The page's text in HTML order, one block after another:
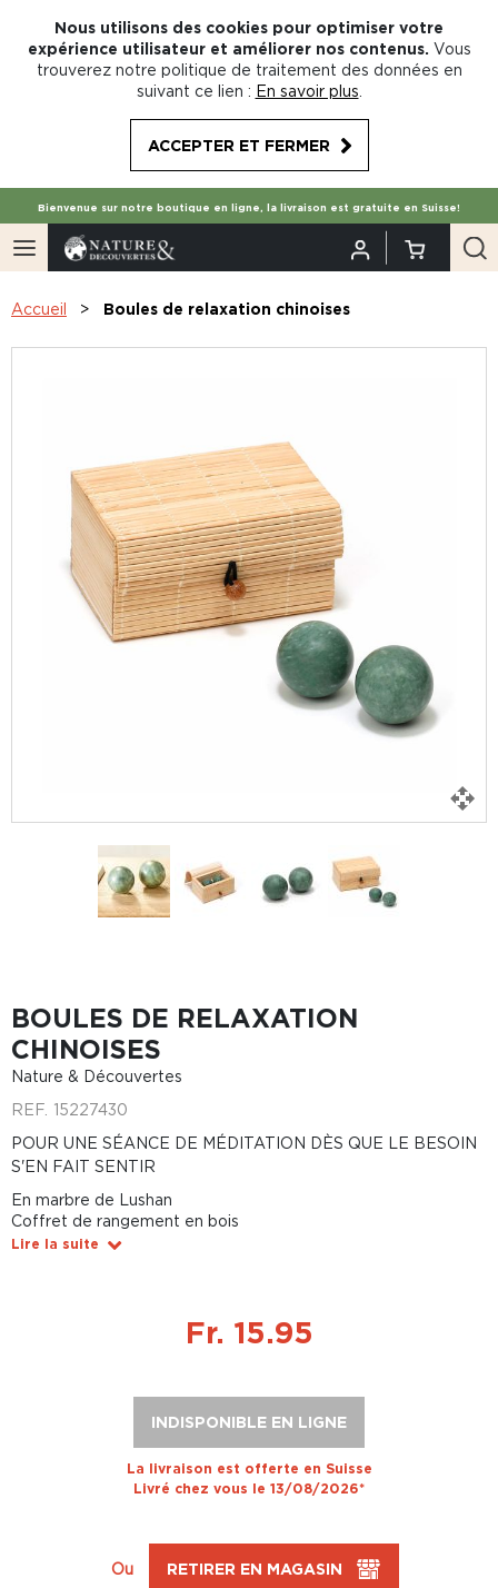
Nous utilisons des cookies pour optimiser votre
expérience utilisateur et améliorer nos contenus. Vous
trouverez notre politique de traitement des données en
suivant ce lien : En savoir plus
ACCEPTER ET FERMER
Bienvenue sur notre boutique en ligne, la livraison est gratuite en Suisse!
Accueil Boules de relaxation chinoises
BOULES DE RELAXATION
CHINOISES
Nature & Découvertes
REF. 15227430
POUR UNE SÉANCE DE MÉDITATION DÈS QUE LE BESOIN
S'EN FAIT SENTIR
En marbre de Lushan
Coffret de rangement en bois
Lire la suite
Fr. 15.95
INDISPONIBLE EN LIGNE
La livraison est offerte en Suisse
Livré chez vous le 13/08/2026*
Ou RETIRER EN MAGASIN